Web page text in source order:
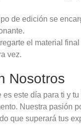
de edición se
el material
vez.
Nosotros
este día para ti y
Nuestra pasión
que superará tus